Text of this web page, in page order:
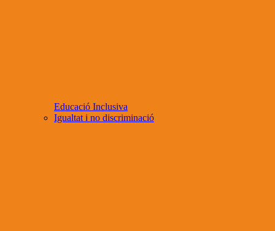
Educació Inclusiva
Igualtat i no discriminació